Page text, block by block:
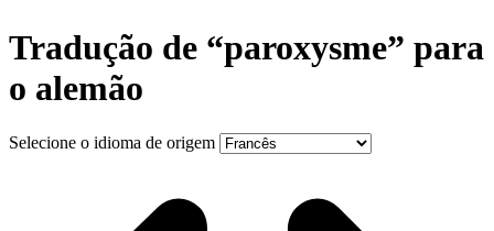
Tradução de “paroxysme” para
o alemão
Selecione o idioma de origem